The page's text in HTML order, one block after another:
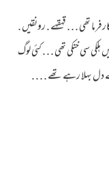
تھی . . . قہقہے . رونقیں .
سی خنکی تھی . . . کئی لوگ
دل بہلا رہے تھے . . . .